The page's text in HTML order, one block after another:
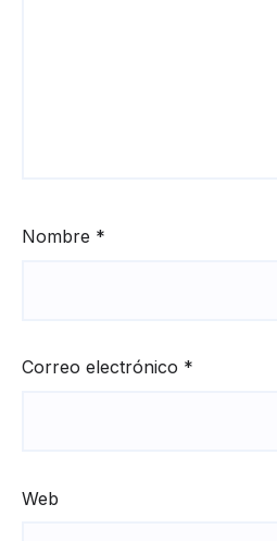
Nombre *
Correo electrónico *
Web